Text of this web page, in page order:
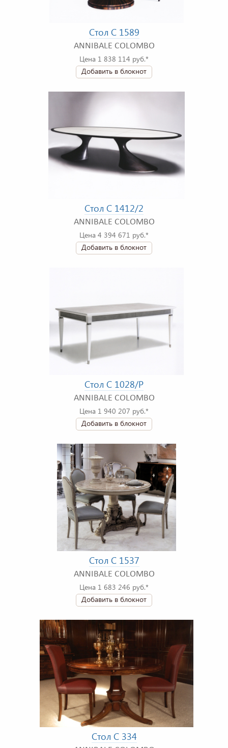
Стол C 1589
ANNIBALE COLOMBO
Цена 1 838 114 руб.*
Добавить в блокнот
Стол C 1412/2
ANNIBALE COLOMBO
Цена 4 394 671 руб.*
Добавить в блокнот
Стол C 1028/P
ANNIBALE COLOMBO
Цена 1 940 207 руб.*
Добавить в блокнот
Стол C 1537
ANNIBALE COLOMBO
Цена 1 683 246 руб.*
Добавить в блокнот
Стол C 334